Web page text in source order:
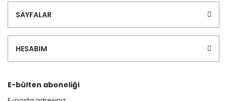
Ürün bilgilerinde hatalar bulunuyor.
Bu ürüne benzer farklı alternatifler olmalı.
SAYFALAR
HESABIM
E-bülten aboneliği